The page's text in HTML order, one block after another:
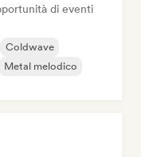
di eventi
Coldwave
Metal melodico